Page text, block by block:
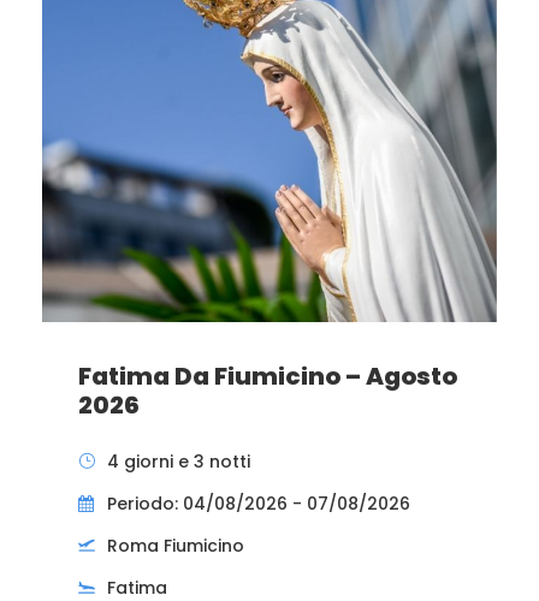
Fatima Da Fiumicino – Agosto
2026
4 giorni e 3 notti
Periodo: 04/08/2026 - 07/08/2026
Roma Fiumicino
Fatima